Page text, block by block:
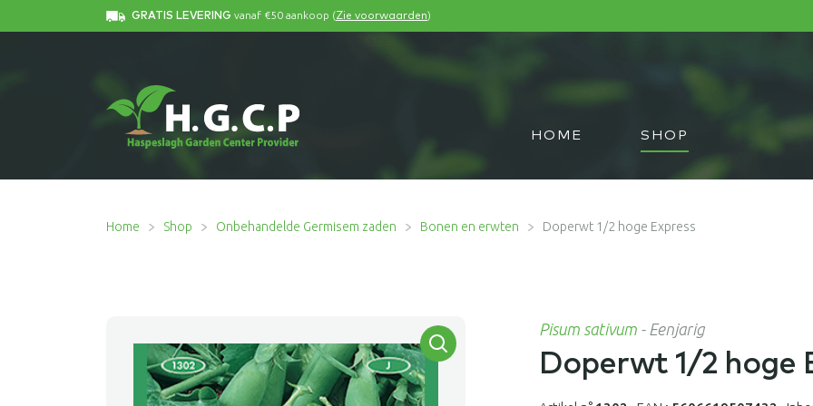
GRATIS LEVERING vanaf €50 aankoop (Zie voorwaarden)
HOME SHOP
Home Shop Onbehandelde Germisem zaden Bonen en erwten Doperwt 1/2 hoge Express
Pisum sativum - Eenjarig
Doperwt 1/2 hoge